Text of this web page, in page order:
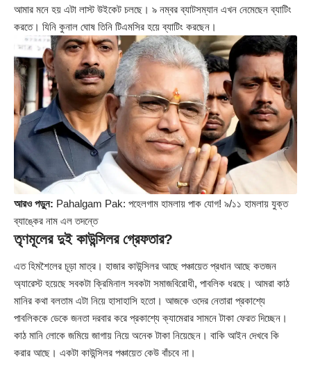
আমার মনে হয় এটা লাস্ট উইকেট চলছে। ৯ নম্বর ব্যাটসম্যান এখন নেমেছেন ব্যাটিং
করতে। যিনি কুনাল ঘোষ তিনি টিএমসির হয়ে ব্যাটিং করছেন।
আরও পড়ুন: Pahalgam Pak: পহেলগাম হামলায় পাক যোগ! ৯/১১ হামলায় যুক্ত
ব্যাঙ্কের নাম এল তদন্তে
তৃণমূলের দুই কাউন্সিলর গ্রেফতার?
এত হিমশৈলের চূড়া মাত্র। হাজার কাউন্সিলর আছে পঞ্চায়েত প্রধান আছে কতজন
অ্যারেস্ট হয়েছে সবকটা ক্রিমিনাল সবকটা সমাজবিরোধী, পাবলিক ধরছে। আমরা কাঠ
মানির কথা বলতাম এটা নিয়ে হাসাহাসি হতো। আজকে ওদের নেতারা প্রকাশ্যে
পাবলিককে ডেকে জনতা দরবার করে প্রকাশ্যে ক্যামেরার সামনে টাকা ফেরত দিচ্ছেন।
কাঠ মানি লোকে জমিয়ে জাগায় নিয়ে অনেক টাকা নিয়েছেন। বাকি আইন দেখবে কি
করার আছে। একটা কাউন্সিলর পঞ্চায়েত কেউ বাঁচবে না।